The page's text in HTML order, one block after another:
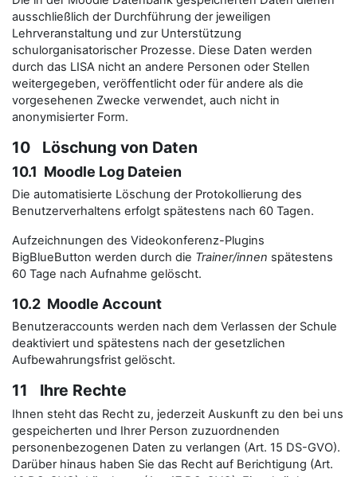
ausschließlich der Durchführung der jeweiligen
Lehrveranstaltung und zur Unterstützung
schulorganisatorischer Prozesse. Diese Daten werden
durch das LISA nicht an andere Personen oder Stellen
weitergegeben, veröffentlicht oder für andere als die
vorgesehenen Zwecke verwendet, auch nicht in
anonymisierter Form.
10 Löschung von Daten
10.1 Moodle Log Dateien
Die automatisierte Löschung der Protokollierung des
Benutzerverhaltens erfolgt spätestens nach 60 Tagen.
Aufzeichnungen des Videokonferenz-Plugins
BigBlueButton werden durch die Trainer/innen spätestens
60 Tage nach Aufnahme gelöscht.
10.2 Moodle Account
Benutzeraccounts werden nach dem Verlassen der Schule
deaktiviert und spätestens nach der gesetzlichen
Aufbewahrungsfrist gelöscht.
11 Ihre Rechte
Ihnen steht das Recht zu, jederzeit Auskunft zu den bei uns
gespeicherten und Ihrer Person zuzuordnenden
personenbezogenen Daten zu verlangen (Art. 15 DS-GVO).
Darüber hinaus haben Sie das Recht auf Berichtigung (Art.